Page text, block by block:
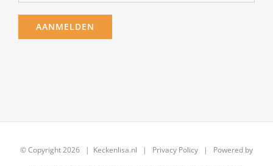
© Copyright2026 | Keckenlisa.nl | Privacy Policy | Powered by